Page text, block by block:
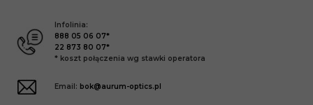
Infolinia:
888 05 06 07*
22 873 80 07*
* koszt połączenia wg stawki operatora
Email: bok@aurum-optics.pl